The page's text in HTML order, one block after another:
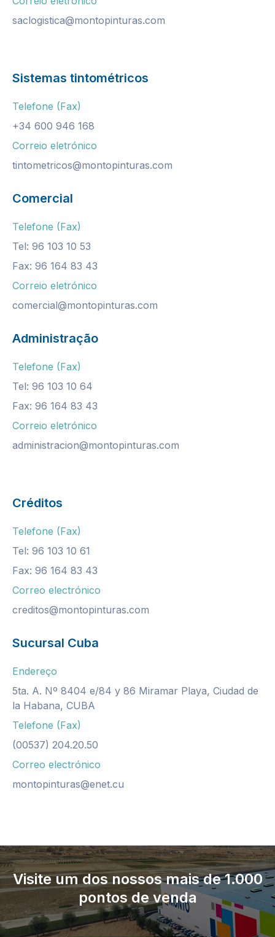
saclogistica@montopinturas.com
Sistemas tintométricos
Telefone (Fax)
+34 600 946 168
Correio eletrónico
tintometricos@montopinturas.com
Comercial
Telefone (Fax)
Tel: 96 103 10 53
Fax: 96 164 83 43
Correio eletrónico
comercial@montopinturas.com
Administração
Telefone (Fax)
Tel: 96 103 10 64
Fax: 96 164 83 43
Correio eletrónico
administracion@montopinturas.com
Créditos
Telefone (Fax)
Tel: 96 103 10 61
Fax: 96 164 83 43
Correo electrónico
creditos@montopinturas.com
Sucursal Cuba
Endereço
5ta. A. Nº 8404 e/84 y 86 Miramar Playa, Ciudad de
la Habana, CUBA
Telefone (Fax)
(00537) 204.20.50
Correo electrónico
montopinturas@enet.cu
Visite um dos nossos mais de 1.000
pontos de venda